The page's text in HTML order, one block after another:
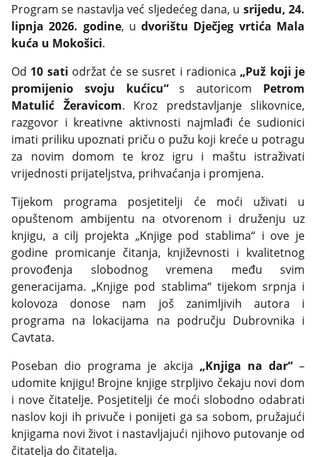
Program se nastavlja već sljedećeg dana, u srijedu, 24.
lipnja 2026. godine, udvorištu Dječjeg vrtića Mala
kuća u Mokošici.
Od 10 sati održat će se susret i radionica „Puž koji je
promijenio svoju kućicu“s autoricom Petrom
Matulić Žeravicom. Kroz predstavljanje slikovnice,
razgovor i kreativne aktivnosti najmlađi će sudionici
imati priliku upoznati priču o pužu koji kreće u potragu
za novim domom te kroz igru i maštu istraživati
vrijednosti prijateljstva, prihvaćanja i promjena.
Tijekom programa posjetitelji će moći uživati u
opuštenom ambijentu na otvorenom i druženju uz
knjigu, a cilj projekta „Knjige pod stablima“ i ove je
godine promicanje čitanja, književnosti i kvalitetnog
provođenja slobodnog vremena među svim
generacijama. „Knjige pod stablima“ tijekom srpnja i
kolovoza donose nam još zanimljivih autora i
programa na lokacijama na području Dubrovnika i
Cavtata.
Poseban dio programa je akcija „Knjiga na dar“–
udomite knjigu! Brojne knjige strpljivo čekaju novi dom
i nove čitatelje. Posjetitelji će moći slobodno odabrati
naslov koji ih privuče i ponijeti ga sa sobom, pružajući
knjigama novi život i nastavljajući njihovo putovanje od
čitatelja do čitatelja.